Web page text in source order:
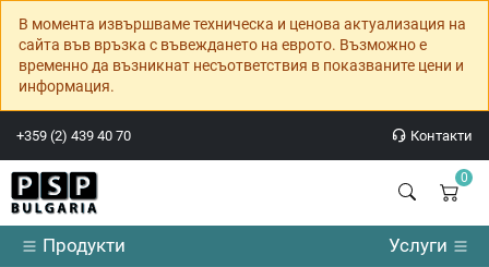
В момента извършваме техническа и ценова актуализация на
сайта във връзка с въвеждането на еврото. Възможно е
временно да възникнат несъответствия в показваните цени и
информация.
+359 (2) 439 40 70 Контакти
0
Продукти Услуги